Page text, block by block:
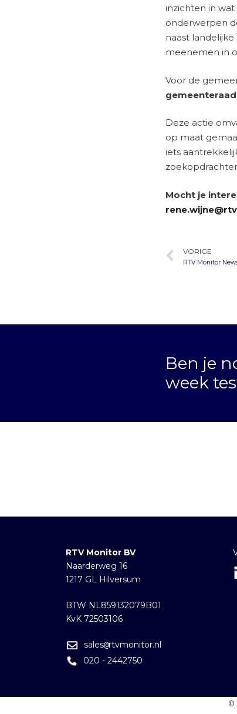
inzichten in
onderwerpen
naast
meenemen in
Voor de
Deze actie
op maat
iets
Mocht je
VORIGE
RTV Monitor
Ben je
week
RTV Monitor BV
Naarderweg 16
1217 GL Hilversum
BTW NL859132079B01
KvK 72503106
sales@rtvmonitor.nl
020 - 2442750
©